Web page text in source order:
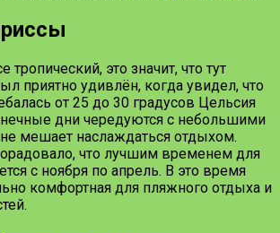
это значит, что тут
приятно удивлён, когда увидел, что
от 25 до 30 градусов Цельсия
дни чередуются с небольшими
мешает наслаждаться отдыхом.
что лучшим временем для
с ноября по апрель. В это время
комфортная для пляжного отдыха и